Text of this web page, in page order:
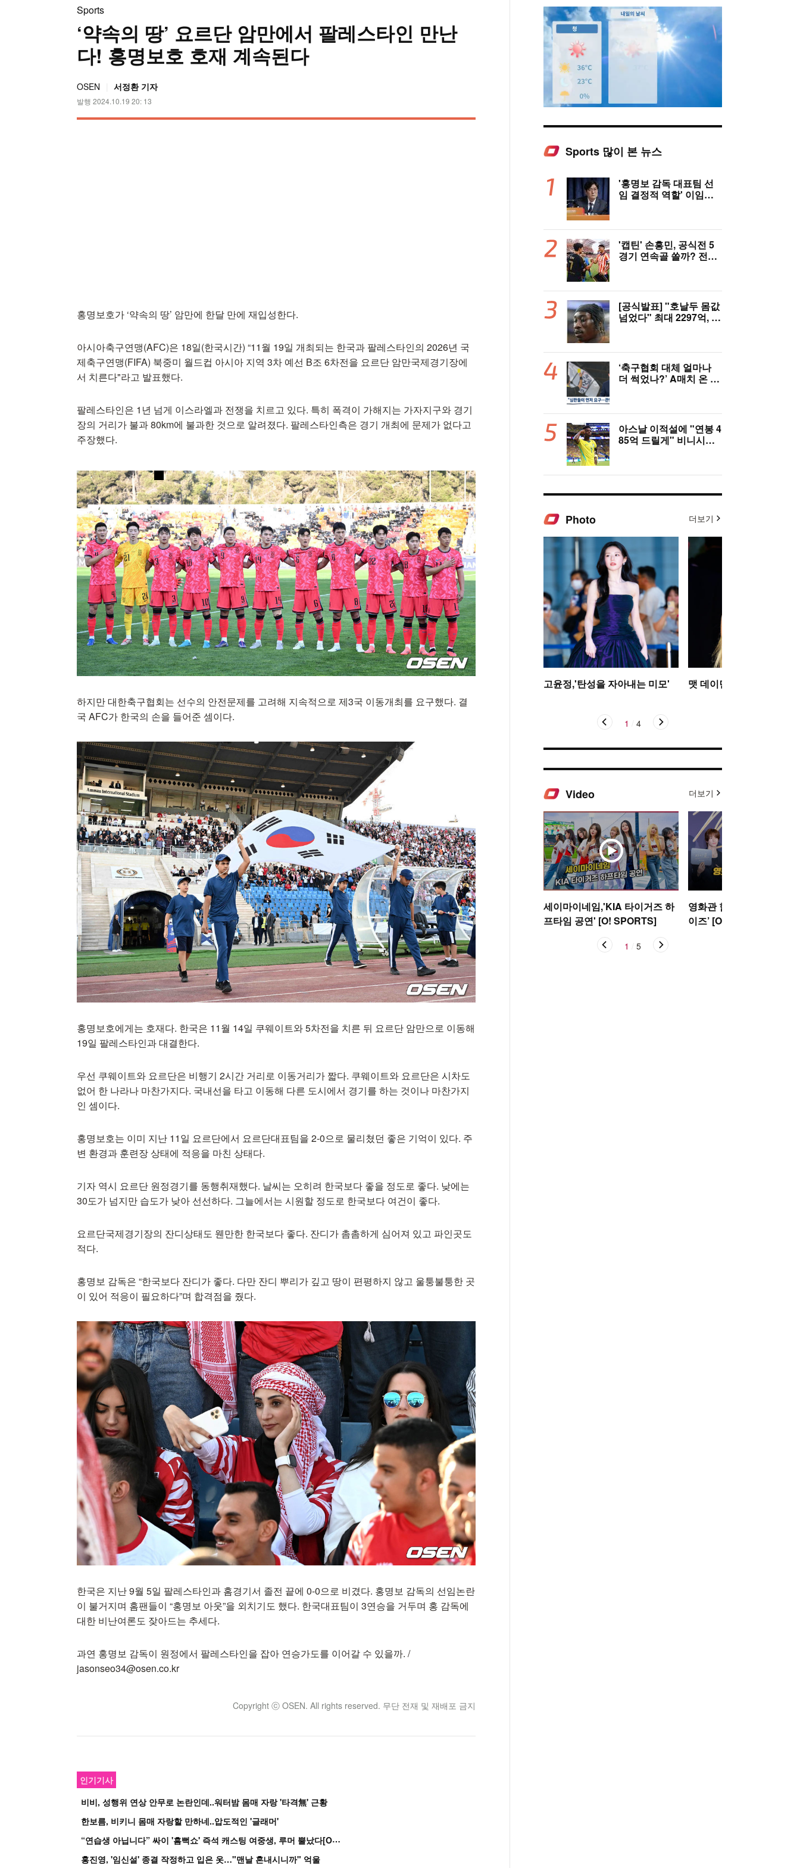
Sports
‘약속의 땅’ 요르단 암만에서 팔레스타인 만난
다! 홍명보호 호재 계속된다
OSEN 서정환 기자
발행 2024.10.19 20: 13
홍명보호가 ‘약속의 땅’ 암만에 한달 만에 재입성한다.
아시아축구연맹(AFC)은 18일(한국시간) “11월 19일 개최되는 한국과 팔레스타인의 2026년 국
제축구연맹(FIFA) 북중미 월드컵 아시아 지역 3차 예선 B조 6차전을 요르단 암만국제경기장에
서 치른다"라고 발표했다.
팔레스타인은 1년 넘게 이스라엘과 전쟁을 치르고 있다. 특히 폭격이 가해지는 가자지구와 경기
장의 거리가 불과 80km에 불과한 것으로 알려졌다. 팔레스타인측은 경기 개최에 문제가 없다고
주장했다.
하지만 대한축구협회는 선수의 안전문제를 고려해 지속적으로 제3국 이동개최를 요구했다. 결
국 AFC가 한국의 손을 들어준 셈이다.
홍명보호에게는 호재다. 한국은 11월 14일 쿠웨이트와 5차전을 치른 뒤 요르단 암만으로 이동해
19일 팔레스타인과 대결한다.
우선 쿠웨이트와 요르단은 비행기 2시간 거리로 이동거리가 짧다. 쿠웨이트와 요르단은 시차도
없어 한 나라나 마찬가지다. 국내선을 타고 이동해 다른 도시에서 경기를 하는 것이나 마찬가지
인 셈이다.
홍명보호는 이미 지난 11일 요르단에서 요르단대표팀을 2-0으로 물리쳤던 좋은 기억이 있다. 주
변 환경과 훈련장 상태에 적응을 마친 상태다.
기자 역시 요르단 원정경기를 동행취재했다. 날씨는 오히려 한국보다 좋을 정도로 좋다. 낮에는
30도가 넘지만 습도가 낮아 선선하다. 그늘에서는 시원할 정도로 한국보다 여건이 좋다.
요르단국제경기장의 잔디상태도 웬만한 한국보다 좋다. 잔디가 촘촘하게 심어져 있고 파인곳도
적다.
홍명보 감독은 “한국보다 잔디가 좋다. 다만 잔디 뿌리가 깊고 땅이 편평하지 않고 울퉁불퉁한 곳
이 있어 적응이 필요하다”며 합격점을 줬다.
한국은 지난 9월 5일 팔레스타인과 홈경기서 졸전 끝에 0-0으로 비겼다. 홍명보 감독의 선임논란
이 불거지며 홈팬들이 “홍명보 아웃”을 외치기도 했다. 한국대표팀이 3연승을 거두며 홍 감독에
대한 비난여론도 잦아드는 추세다.
과연 홍명보 감독이 원정에서 팔레스타인을 잡아 연승가도를 이어갈 수 있을까. /
jasonseo34@osen.co.kr
Copyright ⓒ OSEN. All rights reserved. 무단 전재 및 재배포 금지
인기기사
비비, 성행위 연상 안무로 논란인데..워터밤 몸매 자랑 '타격無' 근황
한보름, 비키니 몸매 자랑할 만하네..압도적인 '글래머'
“
연습생 아닙니다” 싸이 '흠뻑쇼' 즉석 캐스팅 여중생, 루머 뿔났다[Oh!쎈 이...
홍진영, '임신설' 종결 작정하고 입은 옷…"맨날 혼내시니까" 억울
Sports 많이 본 뉴스
'홍명보 감독 대표팀 선
임 결정적 역할' 이임생
와 법정 공방 나선다
'캡틴' 손흥민, 공식전 5
경기 연속골 쏠까? 전반
1 전반 종료
[공식발표] "호날두 몸값
넘었다" 최대 2297억, 초
다..."구단 역사상 가장
비싼 영입"
‘축구협회 대체 얼마나
더 썩었나?’ A매치 온 외
않겠나?”
아스날 이적설에 "연봉 4
85억 드릴게" 비니시우
Photo 더보기
고윤정,'탄성을 자아내는 미모' 맷 데이먼 딸, 인형 미모
1 4
Video 더보기
세이마이네임,'KIA 타이거즈 하
프타임 공연' [O! SPORTS]
영화관 함성으로 가득 채
이즈’ [O! STAR]
1 5